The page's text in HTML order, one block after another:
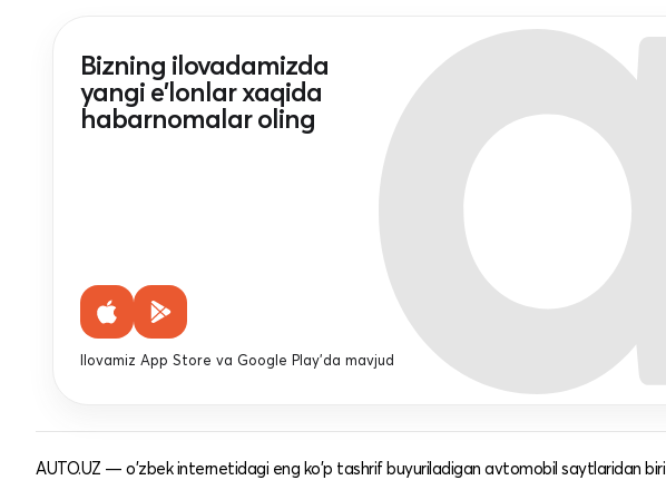
Bizning ilovadamizda
yangi e'lonlar xaqida
habarnomalar oling
Ilovamiz App Store va Google Play'da mavjud
AUTO.UZ — o'zbek internetidagi eng ko'p tashrif buyuriladigan avtomobil saytlaridan biri